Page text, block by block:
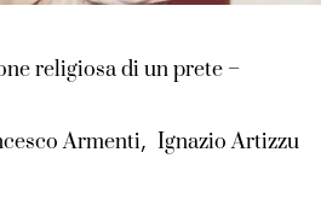
religiosa di un prete –
Armenti, Ignazio Artizzu